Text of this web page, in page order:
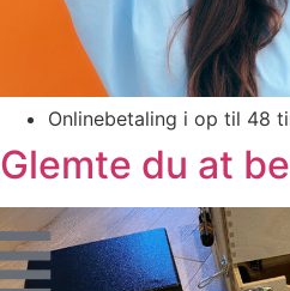
Onlinebetaling i op til 48
Glemte du at